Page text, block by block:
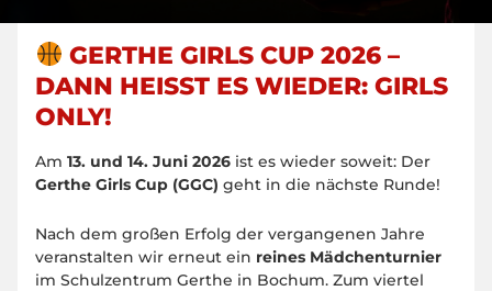
GERTHE GIRLS CUP 2026 –
DANN HEISST ES WIEDER: GIRLS O
NLY!
Am 13. und 14. Juni 2026 ist es wieder soweit: Der
Gerthe Girls Cup (GGC) geht in die nächste Runde!
Nach dem großen Erfolg der vergangenen Jahre
veranstalten wir erneut ein reines Mädchenturnier
im Schulzentrum Gerthe in Bochum. Zum viertel